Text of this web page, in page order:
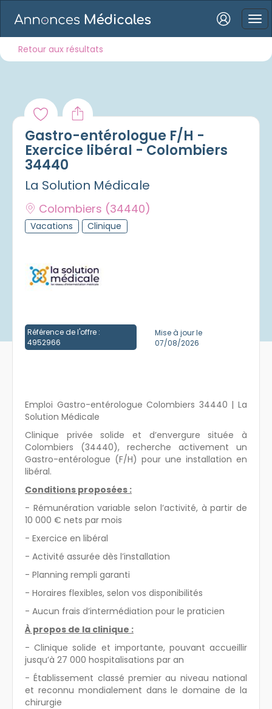
Mot de passe oublié ?
Connexion
Retour aux résultats
Gastro-entérologue F/H -
Exercice libéral - Colombiers
34440
La Solution Médicale
Colombiers (34440)
Vacations Clinique
Référence de l'offre :
4952966
Mise à jour le
07/08/2026
Emploi Gastro-entérologue Colombiers 34440 | La
Solution Médicale
Clinique privée solide et d’envergure située à
Colombiers (34440), recherche activement un
Gastro-entérologue (F/H) pour une installation en
libéral.
Conditions proposées :
- Rémunération variable selon l’activité, à partir de
10 000 € nets par mois
- Exercice en libéral
- Activité assurée dès l’installation
- Planning rempli garanti
- Horaires flexibles, selon vos disponibilités
- Aucun frais d’intermédiation pour le praticien
À propos de la clinique :
- Clinique solide et importante, pouvant accueillir
jusqu’à 27 000 hospitalisations par an
- Établissement classé premier au niveau national
et reconnu mondialement dans le domaine de la
chirurgie